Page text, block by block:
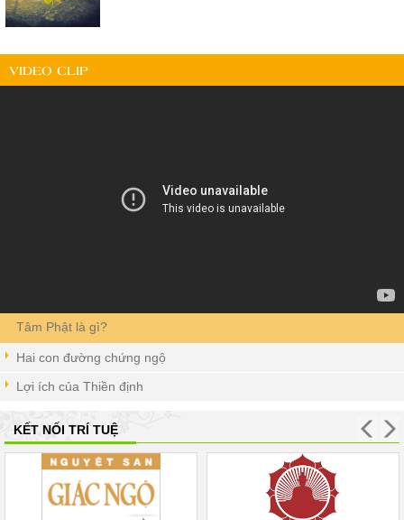
VIDEO CLIP
Tâm Phật là gì?
Hai con đường chứng ngộ
Lợi ích của Thiền định
KẾT NỐI TRÍ TUỆ